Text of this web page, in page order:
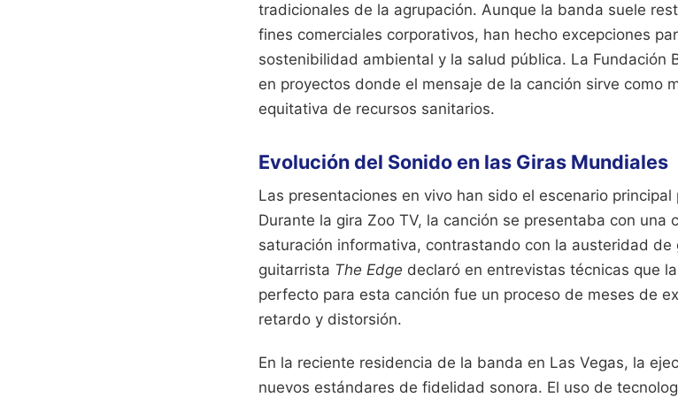
tradicionales de la agrupación. Aunque la banda suele
fines comerciales corporativos, han hecho excepciones
sostenibilidad ambiental y la salud pública. La Fundación
en proyectos donde el mensaje de la canción sirve como
equitativa de recursos sanitarios.
Evolución del Sonido en las Giras Mundiales
Las presentaciones en vivo han sido el escenario
Durante la gira Zoo TV, la canción se presentaba con una
saturación informativa, contrastando con la austeridad de
guitarrista The Edge declaró en entrevistas técnicas que
perfecto para esta canción fue un proceso de meses de
retardo y distorsión.
En la reciente residencia de la banda en Las Vegas, la
nuevos estándares de fidelidad sonora. El uso de